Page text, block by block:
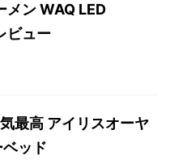
ン WAQ LED
ビュー
最高 アイリスオーヤ
ッド